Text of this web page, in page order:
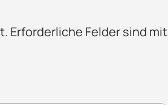
Erforderliche Felder sind mit